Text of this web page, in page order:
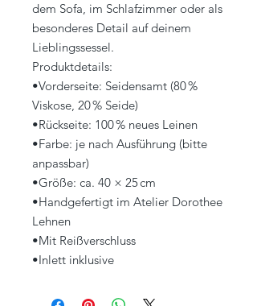
dem Sofa, im Schlafzimmer oder als
besonderes Detail auf deinem
Lieblingssessel.
Produktdetails:
•Vorderseite: Seidensamt (80 %
Viskose, 20 % Seide)
•Rückseite: 100 % neues Leinen
•Farbe: je nach Ausführung (bitte
anpassbar)
•Größe: ca. 40 × 25 cm
•Handgefertigt im Atelier Dorothee
Lehnen
•Mit Reißverschluss
•Inlett inklusive